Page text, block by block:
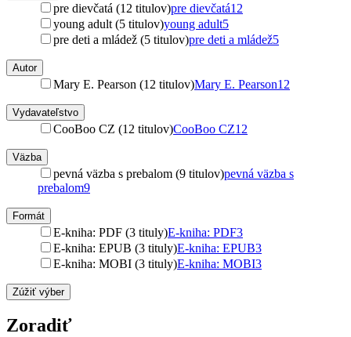
pre dievčatá (12 titulov)pre dievčatá12
young adult (5 titulov)young adult5
pre deti a mládež (5 titulov)pre deti a mládež5
Autor
Mary E. Pearson (12 titulov)Mary E. Pearson12
Vydavateľstvo
CooBoo CZ (12 titulov)CooBoo CZ12
Väzba
pevná väzba s prebalom (9 titulov)pevná väzba s
prebalom9
Formát
E-kniha: PDF (3 tituly)E-kniha: PDF3
E-kniha: EPUB (3 tituly)E-kniha: EPUB3
E-kniha: MOBI (3 tituly)E-kniha: MOBI3
Zúžiť výber
Zoradiť